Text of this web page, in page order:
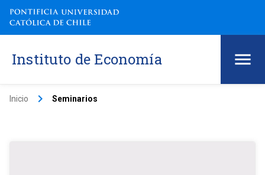
Instituto de Economía
Inicio keyboard_arrow_right Seminarios